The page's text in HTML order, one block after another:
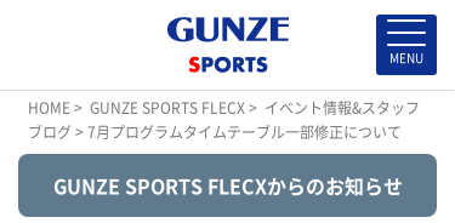
HOME> GUNZE SPORTS FLECX> イベント情報&スタッフ
ブログ> 7月プログラムタイムテーブル一部修正について
GUNZE SPORTS FLECXからのお知らせ